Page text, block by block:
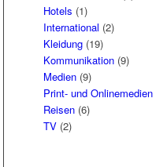
Hotels (1)
International (2)
Kleidung (19)
Kommunikation (9)
Medien (9)
Print- und Onlinemedien
Reisen (6)
TV (2)